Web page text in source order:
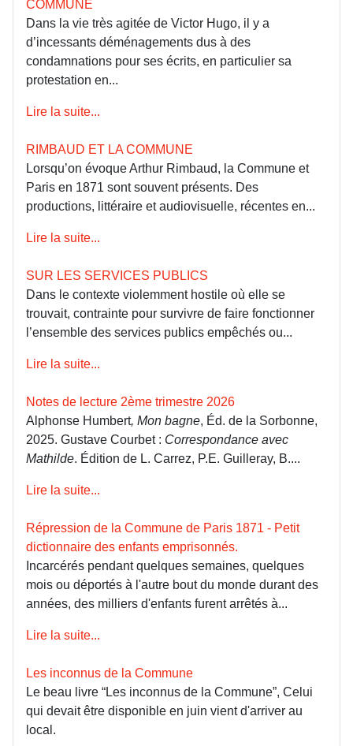
COMMUNE
Dans la vie très agitée de Victor Hugo, il y a
d’incessants déménagements dus à des
condamnations pour ses écrits, en particulier sa
protestation en...
Lire la suite...
RIMBAUD ET LA COMMUNE
Lorsqu’on évoque Arthur Rimbaud, la Commune et
Paris en 1871 sont souvent présents. Des
productions, littéraire et audiovisuelle, récentes en...
Lire la suite...
SUR LES SERVICES PUBLICS
Dans le contexte violemment hostile où elle se
trouvait, contrainte pour survivre de faire fonctionner
l’ensemble des services publics empêchés ou...
Lire la suite...
Notes de lecture 2ème trimestre 2026
Alphonse Humbert, Mon bagne, Éd. de la Sorbonne,
2025. Gustave Courbet : Correspondance avec
Mathilde. Édition de L. Carrez, P.E. Guilleray, B....
Lire la suite...
Répression de la Commune de Paris 1871 - Petit
dictionnaire des enfants emprisonnés.
Incarcérés pendant quelques semaines, quelques
mois ou déportés à l'autre bout du monde durant des
années, des milliers d'enfants furent arrêtés à...
Lire la suite...
Les inconnus de la Commune
Le beau livre “Les inconnus de la Commune”, Celui
qui devait être disponible en juin vient d'arriver au
local.